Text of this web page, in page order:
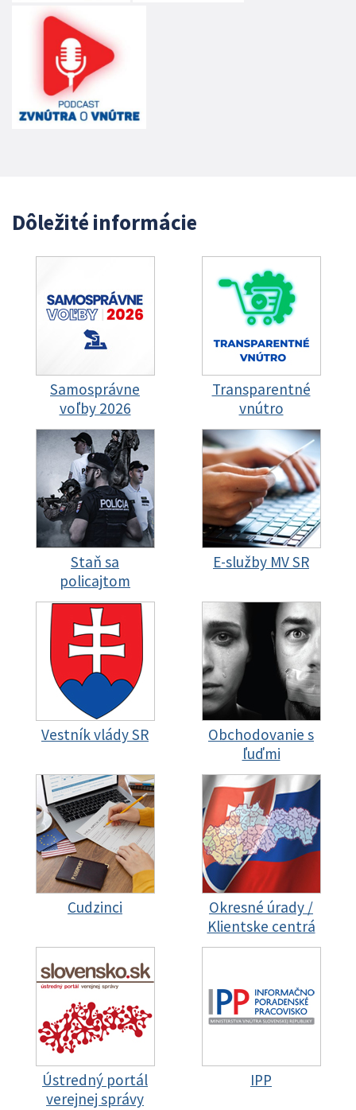
Dôležité informácie
Samosprávne
voľby 2026
Transparentné
vnútro
Staň sa
policajtom
E-služby MV SR
Vestník vlády SR
Obchodovanie s
ľuďmi
Cudzinci
Okresné úrady /
Klientske centrá
Ústredný portál
verejnej správy
IPP